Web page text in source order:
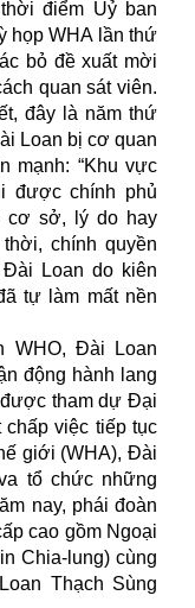
điểm Uỷ ban
họp WHA lần thứ
bỏ đề xuất mời
quan sát viên.
đây là năm thứ
Loan bị cơ quan
mạnh: “Khu vực
được chính phủ
cơ sở, lý do hay
chính quyền
Loan do kiên
tự làm mất nền
WHO, Đài Loan
động hành lang
tham dự Đại
việc tiếp tục
giới (WHA), Đài
tổ chức những
nay, phái đoàn
cao gồm Ngoại
Chia-lung) cùng
Thạch Sùng